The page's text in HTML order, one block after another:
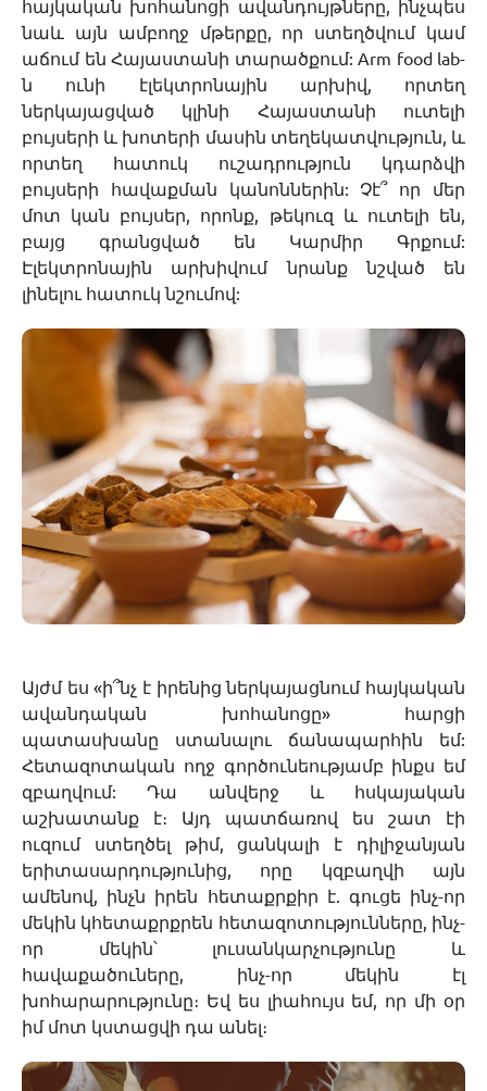
հայկական խոհանոցի ավանդույթները, ինչպես
նաև այն ամբողջ մթերքը, որ ստեղծվում կամ
աճում են Հայաստանի տարածքում: Arm food lab-
ն ունի էլեկտրոնային արխիվ, որտեղ
ներկայացված կլինի Հայաստանի ուտելի
բույսերի և խոտերի մասին տեղեկատվություն, և
որտեղ հատուկ ուշադրություն կդարձվի
բույսերի հավաքման կանոններին: Չէ՞ որ մեր
մոտ կան բույսեր, որոնք, թեկուզ և ուտելի են,
բայց գրանցված են Կարմիր Գրքում:
Էլեկտրոնային արխիվում նրանք նշված են
լինելու հատուկ նշումով:
Այժմ ես «ի՞նչ է իրենից ներկայացնում հայկական
ավանդական խոհանոցը» հարցի
պատասխանը ստանալու ճանապարհին եմ:
Հետազոտական ողջ գործունեությամբ ինքս եմ
զբաղվում: Դա անվերջ և հսկայական
աշխատանք է։ Այդ պատճառով ես շատ էի
ուզում ստեղծել թիմ, ցանկալի է դիլիջանյան
երիտասարդությունից, որը կզբաղվի այն
ամենով, ինչն իրեն հետաքրքիր է. գուցե ինչ-որ
մեկին կհետաքրքրեն հետազոտությունները, ինչ-
որ մեկին՝ լուսանկարչությունը և
հավաքածուները, ինչ-որ մեկին էլ
խոհարարությունը։ Եվ ես լիահույս եմ, որ մի օր
իմ մոտ կստացվի դա անել։